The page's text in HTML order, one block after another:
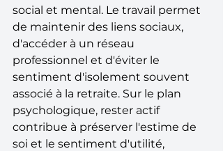
social et mental. Le travail permet
de maintenir des liens sociaux,
d'accéder à un réseau
professionnel et d'éviter le
sentiment d'isolement souvent
associé à la retraite. Sur le plan
psychologique, rester actif
contribue à préserver l'estime de
soi et le sentiment d'utilité,